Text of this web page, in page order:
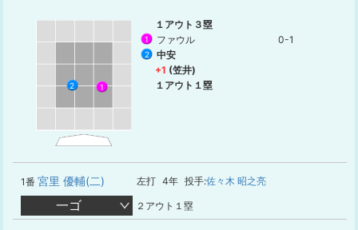
1
2
１アウト３塁
1 ファウル 0-1
2
中安
+1 (笠井)
１アウト１塁
1番 宮里 優輔(二) 左打 4年 投手:佐々木 昭之亮
一ゴ ２アウト１塁